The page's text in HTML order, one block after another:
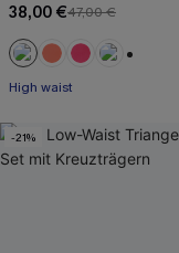
38,00 €47,00 €
High waist
-21%